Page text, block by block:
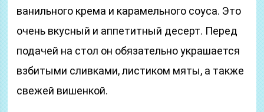
ванильного крема и карамельного соуса. Это
очень вкусный и аппетитный десерт. Перед
подачей на стол он обязательно украшается
взбитыми сливками, листиком мяты, а также
свежей вишенкой.